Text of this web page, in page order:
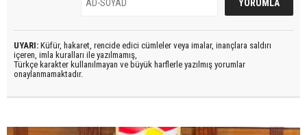
UYARI: Küfür, hakaret, rencide edici cümleler veya imalar, inançlara saldırı
içeren, imla kuralları ile yazılmamış,
Türkçe karakter kullanılmayan ve büyük harflerle yazılmış yorumlar
onaylanmamaktadır.